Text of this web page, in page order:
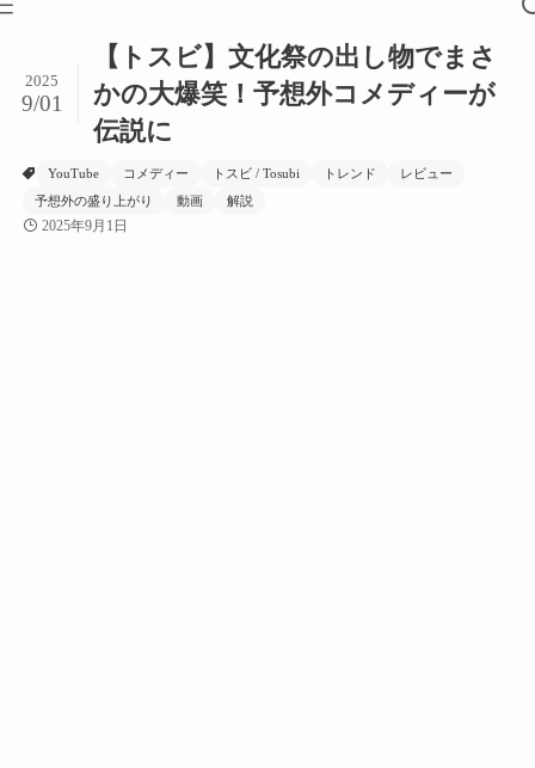
【トスビ】文化祭の出し物でまさ
かの大爆笑！予想外コメディーが
伝説に
2025
9/01
YouTube コメディー トスビ / Tosubi トレンド
レビュー
予想外の盛り上がり
動画 解説
2025年9月1日